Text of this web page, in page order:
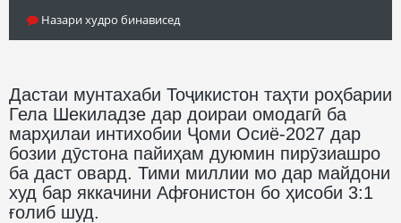
Назари худро бинависед
Дастаи мунтахаби Тоҷикистон таҳти роҳбарии
Гела Шекиладзе дар доираи омодагӣ ба
марҳилаи интихобии Ҷоми Осиё-2027 дар
бозии дӯстона пайиҳам дуюмин пирӯзиашро
ба даст овард. Тими миллии мо дар майдони
худ бар яккачини Афғонистон бо ҳисоби 3:1
ғолиб шуд.